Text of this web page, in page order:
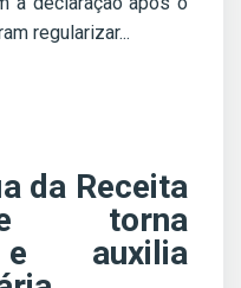
regularizar...
da Receita
torna
e auxilia